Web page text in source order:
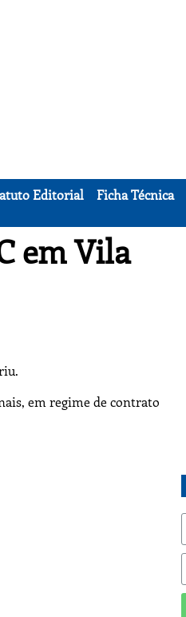
Editorial Ficha Técnica
em Vila
em regime de contrato